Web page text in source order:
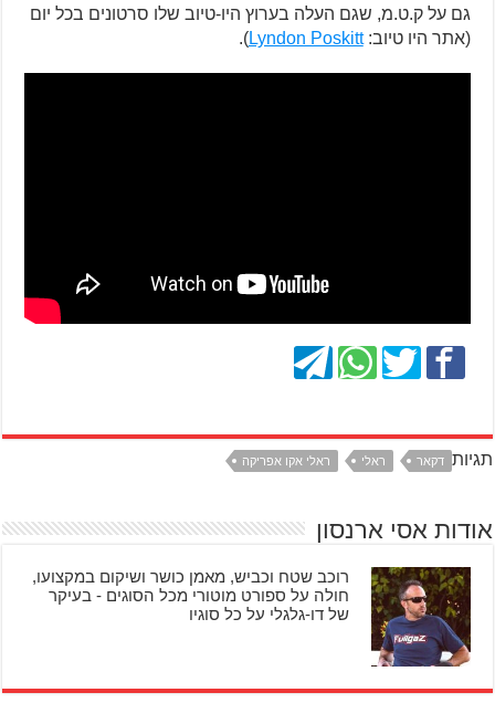
גם על ק.ט.מ, שגם העלה בערוץ היו-טיוב שלו סרטונים בכל יום
(אתר היו טיוב:Lyndon Poskitt
).
תגיות דקאר ראלי ראלי אקו אפריקה
אודות אסי ארנסון
רוכב שטח וכביש, מאמן כושר ושיקום במקצועו,
חולה על ספורט מוטורי מכל הסוגים - בעיקר
של דו-גלגלי על כל סוגיו